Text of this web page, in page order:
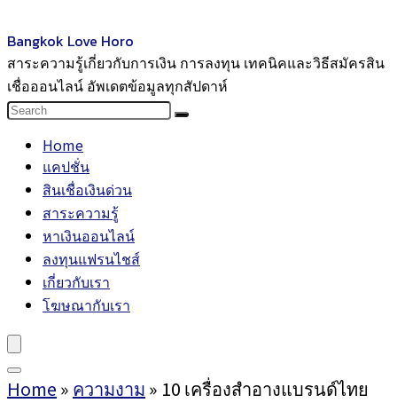
Bangkok Love Horo
สาระความรู้เกี่ยวกับการเงิน การลงทุน เทคนิคและวิธีสมัครสิน
เชื่อออนไลน์ อัพเดตข้อมูลทุกสัปดาห์
Home
แคปชั่น
สินเชื่อเงินด่วน
สาระความรู้
หาเงินออนไลน์
ลงทุนแฟรนไชส์
เกี่ยวกับเรา
โฆษณากับเรา
Home » ความงาม » 10 เครื่องสำอางแบรนด์ไทย